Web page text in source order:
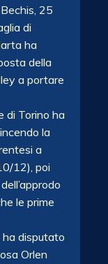
25
di
ha
della
a portare
di Torino ha
la
a
12), poi
le prime
disputato
Orlen